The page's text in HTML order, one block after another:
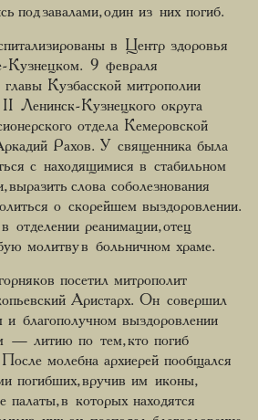
под завалами, один из них погиб.
в Центр здоровья
Кузнецком. 9 февраля
Кузбасской митрополии
II Ленинск-Кузнецкого округа
отдела Кемеровской
Рахов. У священника была
с находящимися в стабильном
выразить слова соболезнования
о скорейшем выздоровлении.
отделении реанимации, отец
молитву в больничном храме.
посетил митрополит
Аристарх. Он совершил
благополучном выздоровлении
— литию по тем, кто погиб
молебна архиерей пообщался
погибших, вручив им иконы,
палаты, в которых находятся